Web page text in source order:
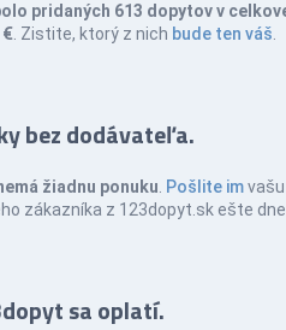
pridaných 613 dopytov v
€ . Zistite, ktorý z nich bude ten váš
bez dodávateľa.
žiadnu ponuku Pošlite imvašu
zákazníka z 123dopyt.sk ešte
sa oplatí.